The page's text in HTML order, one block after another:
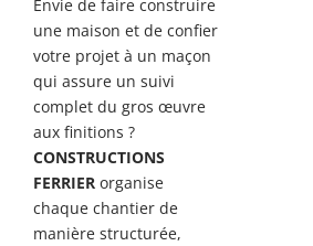
Envie de faire construire
une maison et de confier
votre projet à un maçon
qui assure un suivi
complet du gros œuvre
aux finitions ?
CONSTRUCTIONS
FERRIERorganise
chaque chantier de
manière structurée,